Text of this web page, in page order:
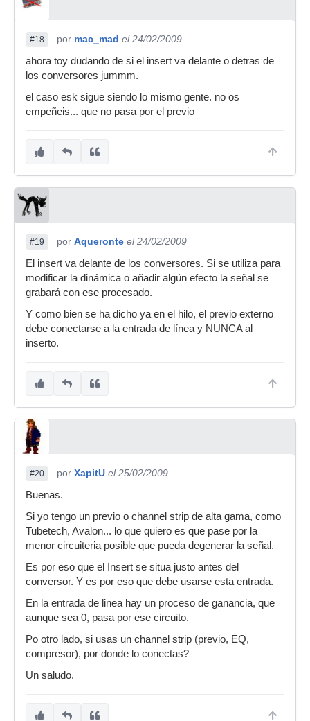
#18 por mac_mad el 24/02/2009
ahora toy dudando de si el insert va delante o detras de
los conversores jummm.
el caso esk sigue siendo lo mismo gente. no os
empeñeis... que no pasa por el previo
#19 por Aqueronte el 24/02/2009
El insert va delante de los conversores. Si se utiliza para
modificar la dinámica o añadir algún efecto la señal se
grabará con ese procesado.
Y como bien se ha dicho ya en el hilo, el previo externo
debe conectarse a la entrada de línea y NUNCA al
inserto.
#20 por XapitU el 25/02/2009
Buenas.
Si yo tengo un previo o channel strip de alta gama, como
Tubetech, Avalon... lo que quiero es que pase por la
menor circuiteria posible que pueda degenerar la señal.
Es por eso que el Insert se situa justo antes del
conversor. Y es por eso que debe usarse esta entrada.
En la entrada de linea hay un proceso de ganancia, que
aunque sea 0, pasa por ese circuito.
Po otro lado, si usas un channel strip (previo, EQ,
compresor), por donde lo conectas?
Un saludo.